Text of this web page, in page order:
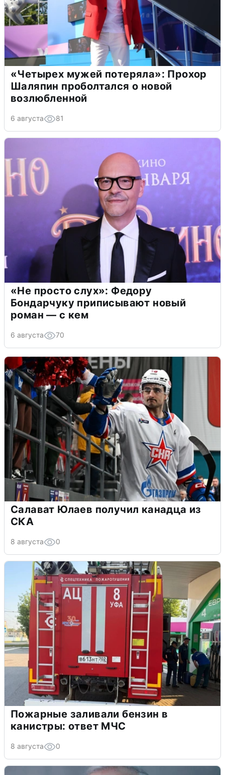
«Четырех мужей потеряла»: Прохор
Шаляпин проболтался о новой
возлюбленной
6 августа 81
«Не просто слух»: Федору
Бондарчуку приписывают новый
роман — с кем
6 августа 70
Салават Юлаев получил канадца из
СКА
8 августа 0
Пожарные заливали бензин в
канистры: ответ МЧС
8 августа 0